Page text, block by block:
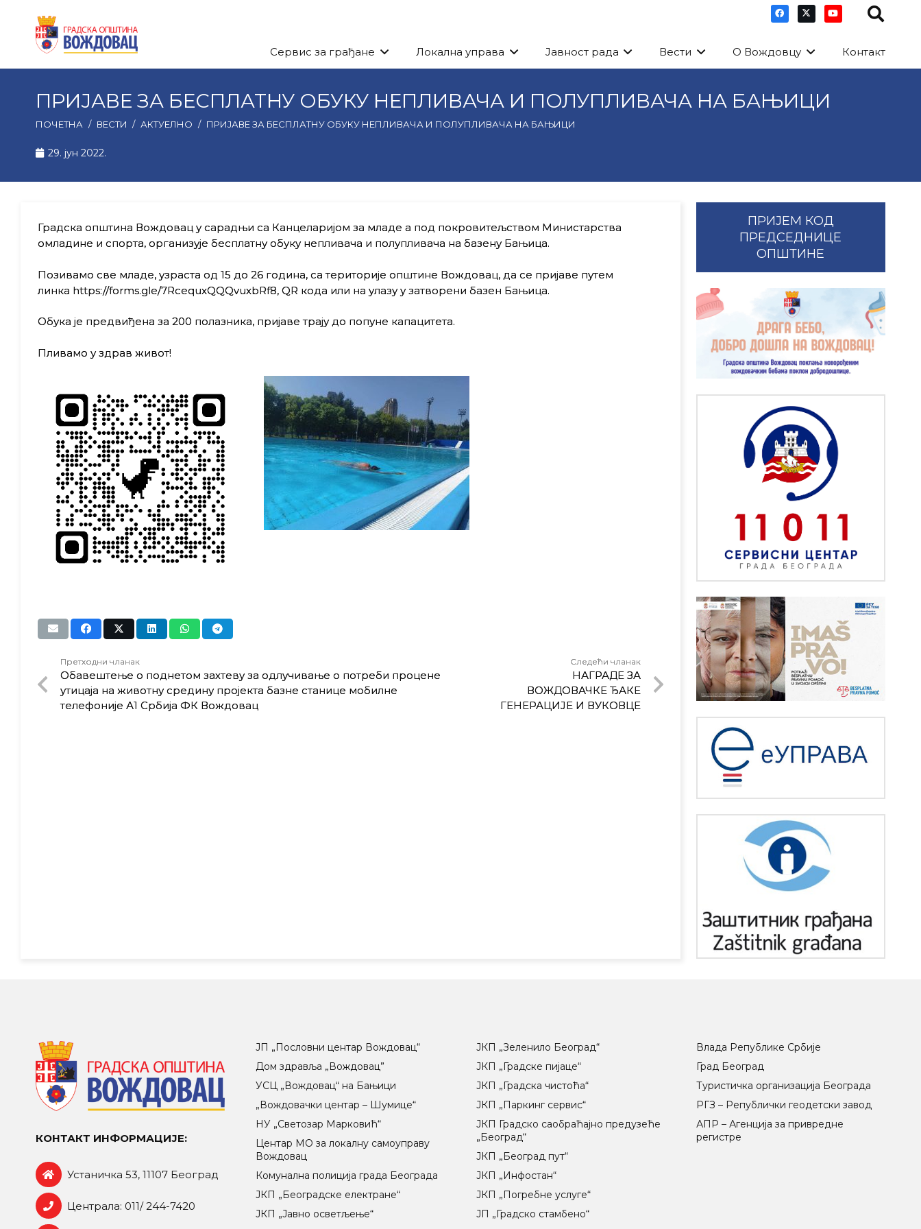
Сервис за грађане Локална управа Јавност рада Вести О Вождовцу Контакт
ПРИЈАВЕ ЗА БЕСПЛАТНУ ОБУКУ НЕПЛИВАЧА И ПОЛУПЛИВАЧА НА БАЊИЦИ
ПОЧЕТНА / ВЕСТИ / АКТУЕЛНО / ПРИЈАВЕ ЗА БЕСПЛАТНУ ОБУКУ НЕПЛИВАЧА И ПОЛУПЛИВАЧА НА БАЊИЦИ
29. јун 2022.
Градска општина Вождовац у сарадњи са Канцеларијом за младе а под покровитељством Министарства
омладине и спорта, организује бесплатну обуку непливача и полупливача на базену Бањица.
Позивамо све младе, узраста од 15 до 26 година, са територије општине Вождовац, да се пријаве путем
линка https://forms.gle/7RcequxQQQvuxbRf8, QR кода или на улазу у затворени базен Бањица.
Обука је предвиђена за 200 полазника, пријаве трају до попуне капацитета.
Пливамо у здрав живот!
Претходни чланак
Обавештење о поднетом захтеву за одлучивање о потреби процене
утицаја на животну средину пројекта базне станице мобилне
телефоније А1 Србија ФК Вождовац
Следећи чланак
НАГРАДЕ ЗА
ВОЖДОВАЧКЕ ЂАКЕ
ГЕНЕРАЦИЈЕ И ВУКОВЦE
ПРИЈЕМ КОД
ПРЕДСЕДНИЦЕ
ОПШТИНЕ
КОНТАКТ ИНФОРМАЦИЈЕ:
Устаничка 53, 11107 Београд
Централа: 011/ 244-7420
ЈП „Пословни центар Вождовац“
Дом здравља „Вождовац”
УСЦ „Вождовац“ на Бањици
„Вождовачки центар – Шумице“
НУ „Светозар Марковић“
Центар МO за локалну самоуправу
Вождовац
Комунална полиција града Београда
ЈКП „Београдске електране“
ЈКП „Јавно осветљење“
ЈКП „Зеленило Београд“
ЈКП „Градске пијаце“
ЈКП „Градска чистоћа“
ЈКП „Паркинг сервис“
ЈКП Градско саобраћајно предузеће
„Београд“
ЈКП „Београд пут“
ЈКП „Инфостан“
ЈКП „Погребне услуге“
ЈП „Градско стамбено“
Влада Републике Србије
Град Београд
Туристичка организација Београда
РГЗ – Републички геодетски завод
АПР – Агенција за привредне
регистре